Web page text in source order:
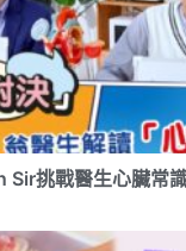
Sir挑戰醫生心臟常